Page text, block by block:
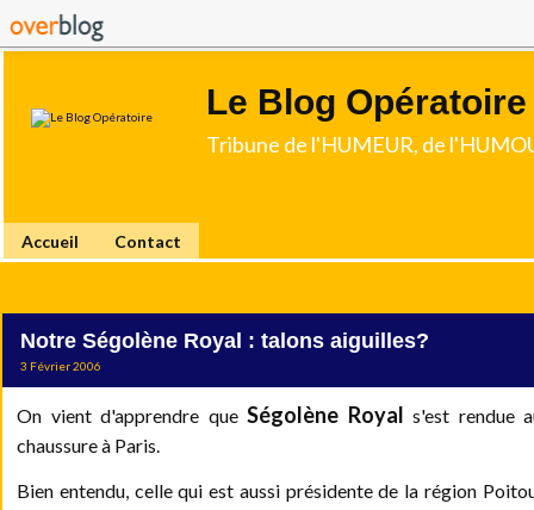
Le Blog Opératoire
Tribune de l'HUMEUR, de
Accueil Contact
Notre Ségolène Royal : talons aiguilles?
3 Février 2006
On vient d'apprendre que Ségolène Royal s'est rendue
chaussure à Paris.
Bien entendu, celle qui est aussi présidente de la région